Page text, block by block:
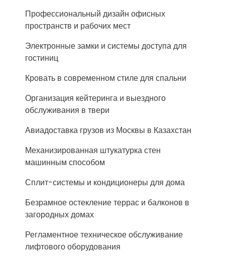
Профессиональный дизайн офисных
пространств и рабочих мест
Электронные замки и системы доступа для
гостиниц
Кровать в современном стиле для спальни
Организация кейтеринга и выездного
обслуживания в твери
Авиадоставка грузов из Москвы в Казахстан
Механизированная штукатурка стен
машинным способом
Сплит-системы и кондиционеры для дома
Безрамное остекление террас и балконов в
загородных домах
Регламентное техническое обслуживание
лифтового оборудования